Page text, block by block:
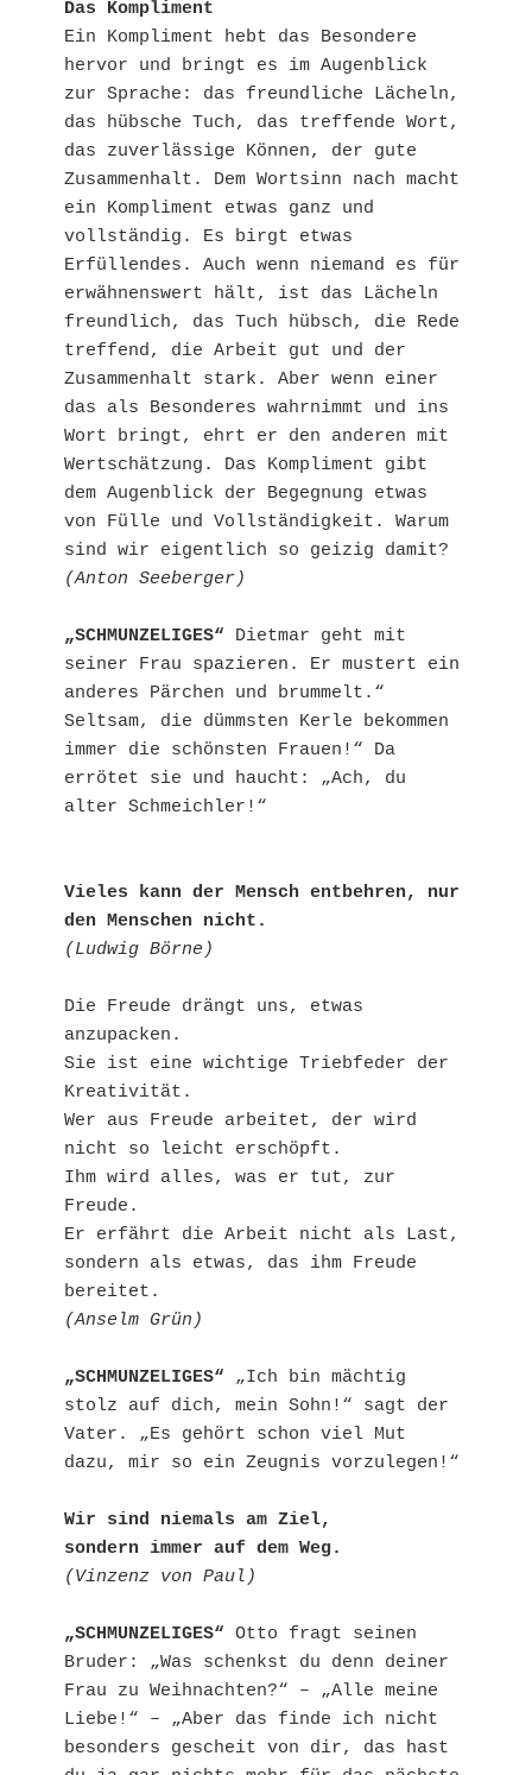
Das Kompliment
Ein Kompliment hebt das Besondere
hervor und bringt es im Augenblick
zur Sprache: das freundliche Lächeln,
das hübsche Tuch, das treffende Wort,
das zuverlässige Können, der gute
Zusammenhalt. Dem Wortsinn nach macht
ein Kompliment etwas ganz und
vollständig. Es birgt etwas
Erfüllendes. Auch wenn niemand es für
erwähnenswert hält, ist das Lächeln
freundlich, das Tuch hübsch, die Rede
treffend, die Arbeit gut und der
Zusammenhalt stark. Aber wenn einer
das als Besonderes wahrnimmt und ins
Wort bringt, ehrt er den anderen mit
Wertschätzung. Das Kompliment gibt
dem Augenblick der Begegnung etwas
von Fülle und Vollständigkeit. Warum
(Anton Seeberger)
„SCHMUNZELIGES“ Dietmar geht mit
seiner Frau spazieren. Er mustert ein
anderes Pärchen und brummelt.“
Seltsam, die dümmsten Kerle bekommen
immer die schönsten Frauen!“ Da
errötet sie und haucht: „Ach, du
alter Schmeichler!“
Vieles kann der Mensch entbehren, nur
den Menschen nicht.
(Ludwig Börne)
Die Freude drängt uns, etwas
anzupacken.
Sie ist eine wichtige Triebfeder der
Kreativität.
Wer aus Freude arbeitet, der wird
nicht so leicht erschöpft.
Ihm wird alles, was er tut, zur
Freude.
Er erfährt die Arbeit nicht als Last,
sondern als etwas, das ihm Freude
(Anselm Grün)
„SCHMUNZELIGES“ „Ich bin mächtig
stolz auf dich, mein Sohn!“ sagt der
Vater. „Es gehört schon viel Mut
dazu, mir so ein Zeugnis vorzulegen!“
Wir sind niemals am Ziel,
sondern immer auf dem Weg.
(Vinzenz von Paul)
„SCHMUNZELIGES“ Otto fragt seinen
Bruder: „Was schenkst du denn deiner
Frau zu Weihnachten?“ – „Alle meine
Liebe!“ – „Aber das finde ich nicht
besonders gescheit von dir, das hast